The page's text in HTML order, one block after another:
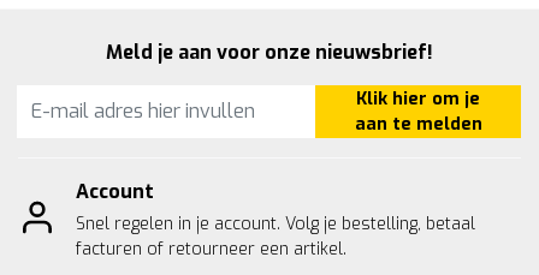
Meld je aan voor onze nieuwsbrief!
Klik hier om je
aan te melden
Account
Snel regelen in je account. Volg je bestelling, betaal
facturen of retourneer een artikel.